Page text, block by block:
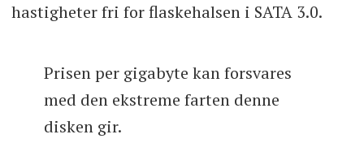
hastigheter fri for flaskehalsen i SATA 3.0.
Prisen per gigabyte kan forsvares
med den ekstreme farten denne
disken gir.